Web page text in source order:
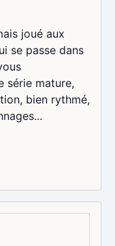
joué aux
se passe dans
série mature,
bien rythmé,